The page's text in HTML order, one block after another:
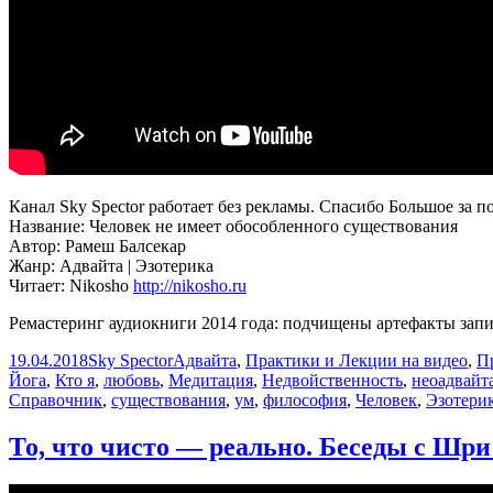
Канал Sky Spector работает без рекламы. Спасибо Большое за
Название: Человек не имеет обособленного существования
Автор: Рамеш Балсекар
Жанр: Адвайта | Эзотерика
Читает: Nikosho http://nikosho.ru
Ремастеринг аудиокниги 2014 года: подчищены артефакты
Опубликовано
19.04.2018Автор
Sky SpectorРубрики
Адвайта, Практики и Лекции на видео,
Йога, Кто я, любовь, Медитация, Недвойственность,
Справочник, существования, ум, философия, Человек,
То, что чисто — реально. Беседы с